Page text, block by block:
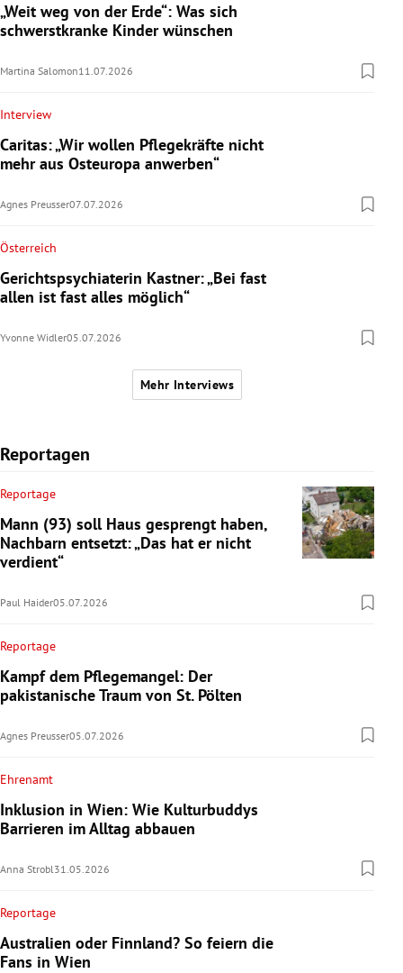
„Weit weg von der Erde“: Was sich
schwerstkranke Kinder wünschen
Martina Salomon11.07.2026
Interview
Caritas: „Wir wollen Pflegekräfte nicht
mehr aus Osteuropa anwerben“
Agnes Preusser07.07.2026
Österreich
Gerichtspsychiaterin Kastner: „Bei fast
allen ist fast alles möglich“
Yvonne Widler05.07.2026
Mehr Interviews
Reportagen
Reportage
Mann (93) soll Haus gesprengt haben,
Nachbarn entsetzt: „Das hat er nicht
verdient“
Paul Haider05.07.2026
Reportage
Kampf dem Pflegemangel: Der
pakistanische Traum von St. Pölten
Agnes Preusser05.07.2026
Ehrenamt
Inklusion in Wien: Wie Kulturbuddys
Barrieren im Alltag abbauen
Anna Strobl 31.05.2026
Reportage
Australien oder Finnland? So feiern die
Fans in Wien